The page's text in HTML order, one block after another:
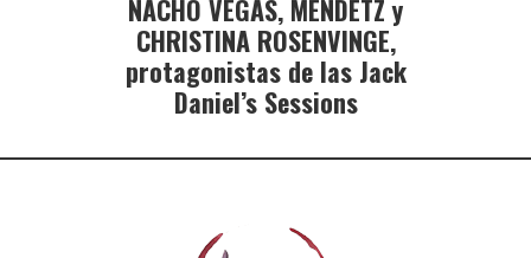
NACHO VEGAS, MENDETZ y
CHRISTINA ROSENVINGE,
protagonistas de las Jack
Daniel’s Sessions